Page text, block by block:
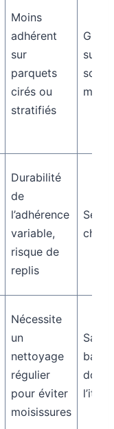
Moins
adhérent
sur
parquets
cirés ou
stratifiés
sous
Durabilité
de
l’adhérence
variable,
risque de
replis
Nécessite
un
nettoyage
régulier
pour éviter
moisissures
Salle
bains,